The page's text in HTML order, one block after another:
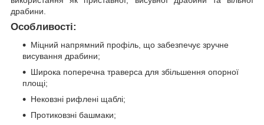
драбини.
Особливості:
Міцний напрямний профіль, що забезпечує зручне
висування драбини;
Широка поперечна траверса для збільшення опорної
площі;
Нековзні рифлені щаблі;
Протиковзні башмаки;